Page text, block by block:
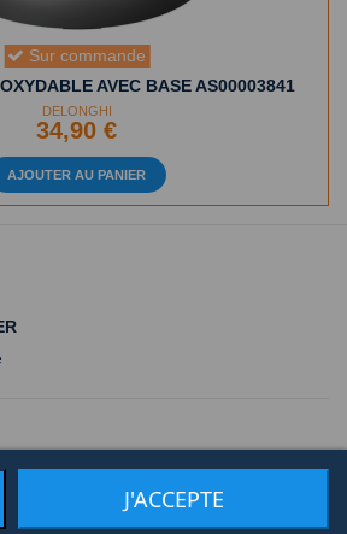
Sur commande
AVEC BASE AS00003841
DELONGHI
34,90 €
AJOUTER AU PANIER
J'ACCEPTE